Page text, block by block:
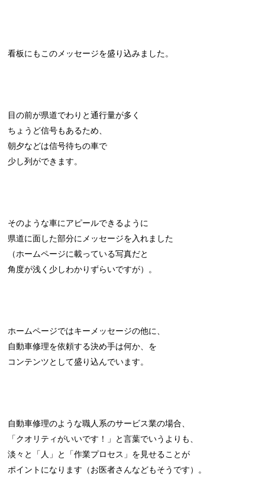
看板にもこのメッセージを盛り込みました。
目の前が県道でわりと通行量が多く
ちょうど信号もあるため、
朝夕などは信号待ちの車で
少し列ができます。
そのような車にアピールできるように
県道に面した部分にメッセージを入れました
（ホームページに載っている写真だと
角度が浅く少しわかりずらいですが）。
ホームページではキーメッセージの他に、
自動車修理を依頼する決め手は何か、を
コンテンツとして盛り込んでいます。
自動車修理のような職人系のサービス業の場合、
「クオリティがいいです！」と言葉でいうよりも、
淡々と「人」と「作業プロセス」を見せることが
ポイントになります（お医者さんなどもそうです）。